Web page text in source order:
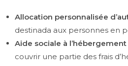
Allocation personnalisée
destinada aux personnes en
Aide sociale à l’hébergement
couvrir une partie des frais